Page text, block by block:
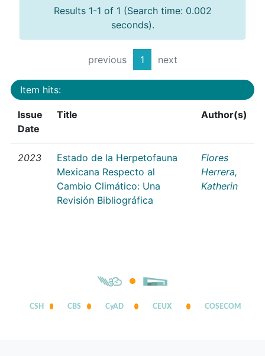
Results 1-1 of 1 (Search time: 0.002
seconds).
previous 1 next
Item hits:
Issue
Date
Title Author(s)
2023
Estado de la Herpetofauna
Mexicana Respecto al
Cambio Climático: Una
Revisión Bibliográfica
Flores
Herrera,
Katherin
CSH CBS CyAD CEUX COSECOM